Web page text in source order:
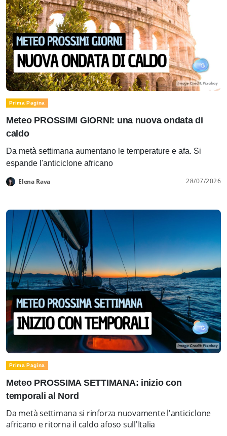
Prima Pagina
Meteo PROSSIMI GIORNI: una nuova ondata di
caldo
Da metà settimana aumentano le temperature e afa. Si
espande l'anticiclone africano
Elena Rava 28/07/2026
Prima Pagina
Meteo PROSSIMA SETTIMANA: inizio con
temporali al Nord
Da metà settimana si rinforza nuovamente l'anticiclone
africano e ritorna il caldo afoso sull'Italia